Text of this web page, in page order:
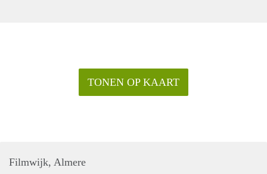
TONEN OP KAART
Filmwijk, Almere